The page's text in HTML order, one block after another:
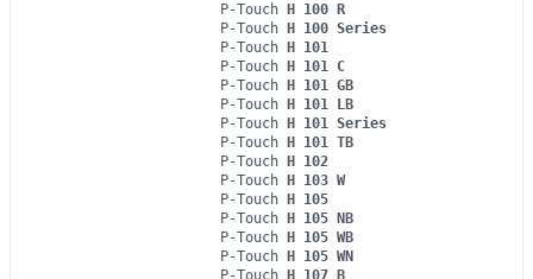
P-Touch H 100 R
P-Touch H 100 Series
P-Touch H 101
P-Touch H 101 C
P-Touch H 101 GB
P-Touch H 101 LB
P-Touch H 101 Series
P-Touch H 101 TB
P-Touch H 102
P-Touch H 103 W
P-Touch H 105
P-Touch H 105 NB
P-Touch H 105 WB
P-Touch H 105 WN